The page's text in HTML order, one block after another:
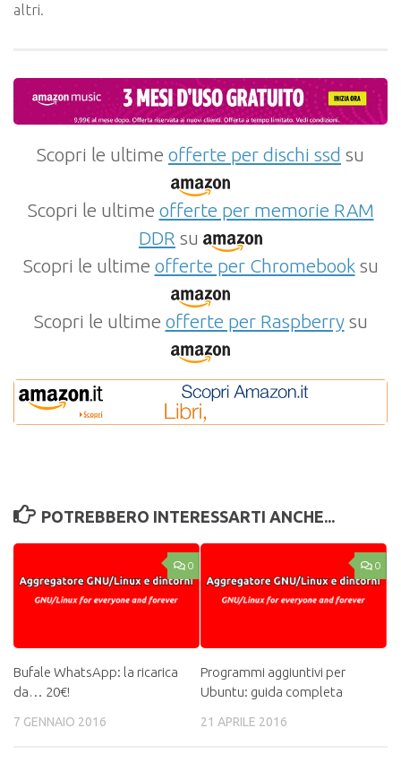
altri.
Scopri le ultime offerte per dischi ssd su
Scopri le ultime offerte per memorie RAM
DDR su
Scopri le ultime offerte per Chromebooksu
Scopri le ultime offerte per Raspberrysu
POTREBBERO INTERESSARTI ANCHE...
0
Bufale WhatsApp: la ricarica
da… 20€!
7 GENNAIO 2016
0
Programmi aggiuntivi per
Ubuntu: guida completa
21 APRILE 2016